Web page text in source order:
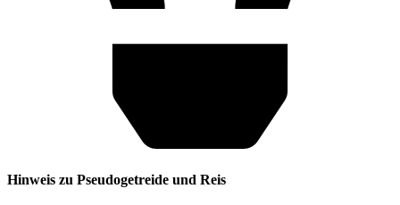
Hinweis zu Pseudogetreide und Reis